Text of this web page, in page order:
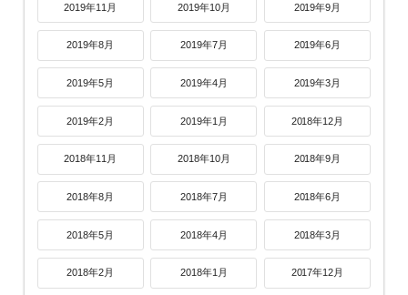
2019年11月 2019年10月 2019年9月
2019年8月 2019年7月 2019年6月
2019年5月 2019年4月 2019年3月
2019年2月 2019年1月 2018年12月
2018年11月 2018年10月 2018年9月
2018年8月 2018年7月 2018年6月
2018年5月 2018年4月 2018年3月
2018年2月 2018年1月 2017年12月